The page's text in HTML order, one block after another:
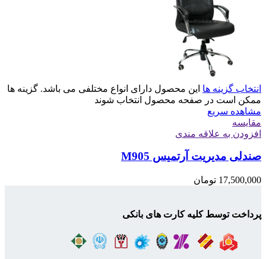
انتخاب گزینه ها این محصول دارای انواع مختلفی می باشد. گزینه ها
ممکن است در صفحه محصول انتخاب شوند
مشاهده سریع
مقایسه
افزودن به علاقه مندی
صندلی مدیریت آرتمیس M905
17,500,000 تومان
پرداخت توسط کلیه کارت های بانکی